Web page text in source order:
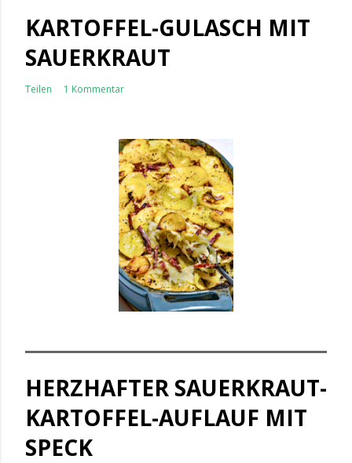
KARTOFFEL-GULASCH MIT
SAUERKRAUT
Teilen 1 Kommentar
HERZHAFTER SAUERKRAUT-
KARTOFFEL-AUFLAUF MIT
SPECK